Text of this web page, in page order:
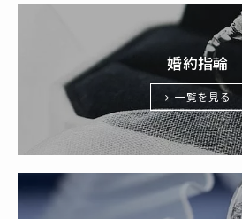
婚約指輪
一覧を見る